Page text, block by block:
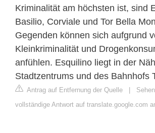
Kriminalität am höchsten ist, sind
Basilio, Corviale und Tor Bella
Gegenden können sich aufgrund
Kleinkriminalität und
anfühlen. Esquilino liegt in der
Stadtzentrums und des Bahnhofs
Antrag auf Entfernung der Quelle |
vollständige Antwort auf translate.google.com